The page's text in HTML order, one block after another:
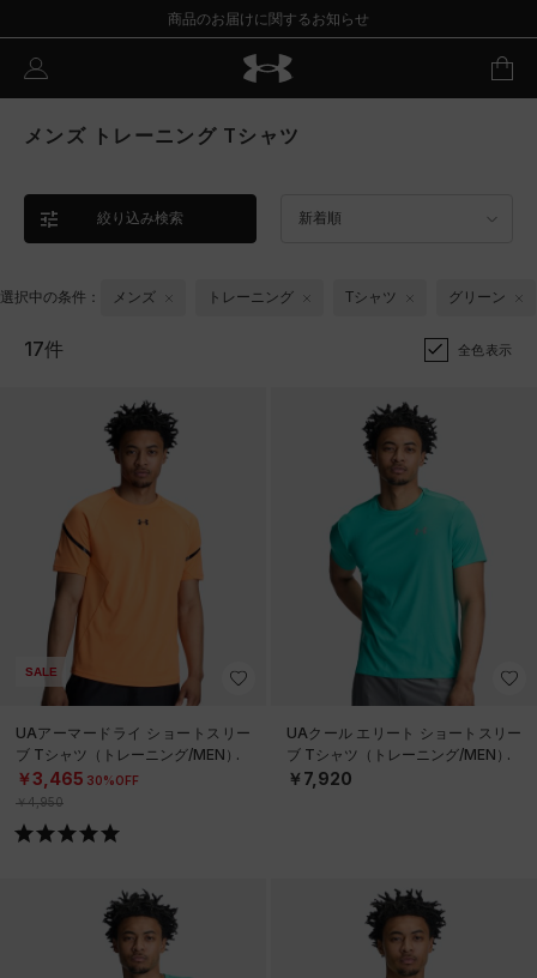
商品のお届けに関するお知らせ
メンズ トレーニング Tシャツ
絞り込み検索 新着順
選択中の条件： メンズ トレーニング Tシャツ グリーン
17件 全色表示
SALE
UAアーマードライ ショートスリー
ブ Tシャツ（トレーニング/MEN）
￥3,465 30%OFF
￥4,950
UAクール エリート ショートスリー
ブ Tシャツ（トレーニング/MEN）
￥7,920